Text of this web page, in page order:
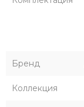
Бренд
Коллекция